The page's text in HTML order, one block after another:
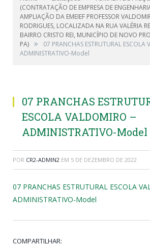
(CONTRATAÇÃO DE EMPRESA DE
AMPLIAÇÃO DA EMEIEF PROFESSOR
RODRIGUES, LOCALIZADA NA RUA VALÉRIA
BAIRRO CRISTO REI, MUNICÍPIO DE NOVO
PA) »
07 PRANCHAS ESTRUTURAL ESCOLA
ADMINISTRATIVO-Model
07 PRANCHAS
ESCOLA VALDOMIRO –
ADMINISTRATIVO-Model
POR CR2-ADMIN2 EM 5 DE DEZEMBRO DE 2022
07 PRANCHAS ESTRUTURAL ESCOLA
ADMINISTRATIVO-Model
COMPARTILHAR: